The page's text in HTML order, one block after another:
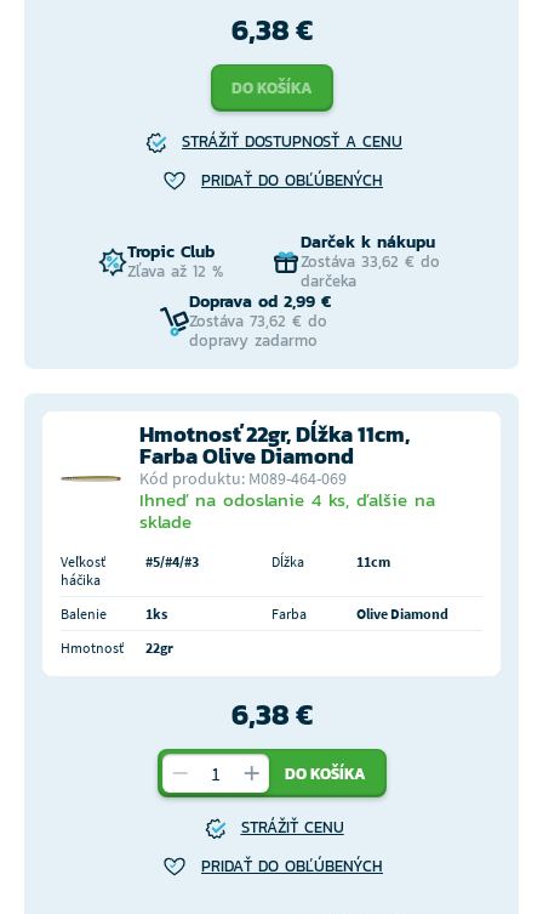
6,38 €
DO KOŠÍKA
STRÁŽIŤ DOSTUPNOSŤ A CENU
PRIDAŤ DO OBĽÚBENÝCH
Tropic Club
Zľava až 12 %
Darček k nákupu
Zostáva 33,62 € do
darčeka
Doprava od 2,99 €
Zostáva 73,62 € do
dopravy zadarmo
Hmotnosť 22gr, Dĺžka 11cm,
Farba Olive Diamond
Kód produktu: M089-464-069
Ihneď na odoslanie 4 ks, ďalšie na
sklade
Veľkosť
háčika
#5/#4/#3 Dĺžka 11cm
Balenie 1ks Farba
Olive Diamond
Hmotnosť
22gr
6,38 €
DO KOŠÍKA
STRÁŽIŤ CENU
PRIDAŤ DO OBĽÚBENÝCH